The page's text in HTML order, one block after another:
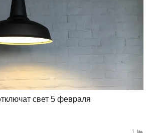
свет 5 февраля